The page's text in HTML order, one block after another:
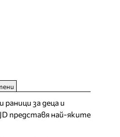
раници за деца и
представя най-яките